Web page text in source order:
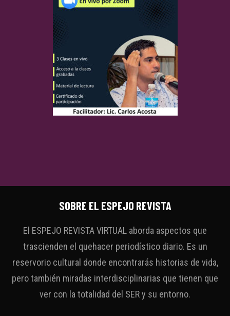
SOBRE EL ESPEJO REVISTA
El ESPEJO REVISTA VIRTUAL aborda aspectos que
trascienden el quehacer periodístico diario. Es un
reservorio cultural donde encontrarás historias de vida,
pero también miradas interdisciplinarias que tienen que
ver con la totalidad del SER y su entorno.